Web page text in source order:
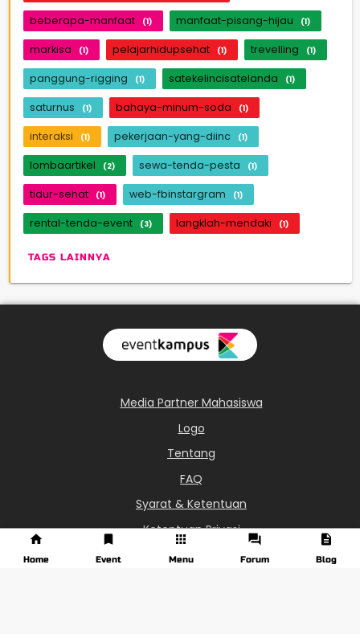
beberapa-manfaat (1) manfaat-pisang-hijau (1)
markisa (1) pelajarhidupsehat (1) trevelling (1)
panggung-rigging (1) satekelincisatelanda (1)
saturnus (1) bahaya-minum-soda (1)
interaksi (1) pekerjaan-yang-diinc (1)
lombaartikel (2) sewa-tenda-pesta (1)
tidur-sehat (1) web-fbinstargram (1)
rental-tenda-event (3) langklah-mendaki (1)
TAGS LAINNYA
Media Partner Mahasiswa
Logo
Tentang
FAQ
Syarat & Ketentuan
Ketentuan Privasi
0851-6113-8687
Home Event Menu Forum Blog